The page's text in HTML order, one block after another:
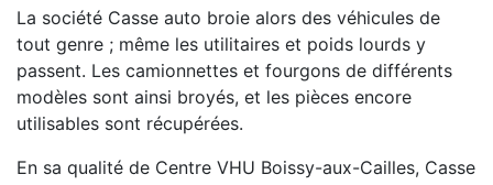
La société Casse auto broie alors des véhicules de
tout genre ; même les utilitaires et poids lourds y
passent. Les camionnettes et fourgons de différents
modèles sont ainsi broyés, et les pièces encore
utilisables sont récupérées.
En sa qualité de Centre VHU Boissy-aux-Cailles, Casse